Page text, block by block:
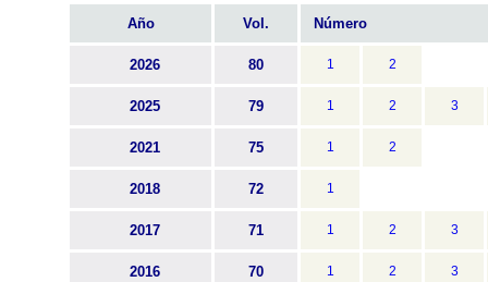
Año Vol. Número
2026 80 1 2
2025 79 1 2 3
2021 75 1 2
2018 72 1
2017 71 1 2 3
2016 70 1 2 3